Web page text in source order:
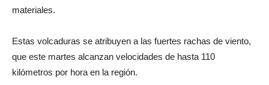
materiales.
Estas volcaduras se atribuyen a las fuertes rachas de viento,
que este martes alcanzan velocidades de hasta 110
kilómetros por hora en la región.